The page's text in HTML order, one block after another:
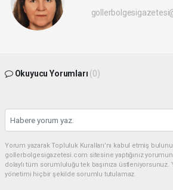
Okuyucu Yorumları (0)
Yorum yazarak Topluluk Kuralları’nı kabul etmiş
gollerbolgesigazetesi.com sitesine yaptığınız
dolaylı tüm sorumluluğu tek başınıza üstleniyorsunuz.
yönetimi hiçbir şekilde sorumlu tutulamaz.